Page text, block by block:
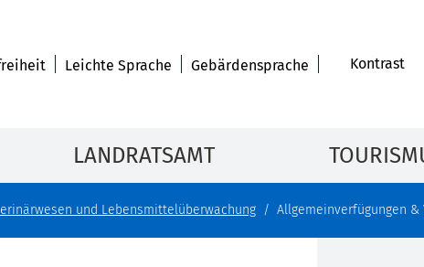
Leichte Sprache Gebärdensprache Kontrast
LANDRATSAMT
und Lebensmittelüberwachung Allgemeinverfügungen